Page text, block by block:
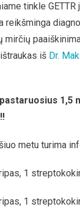
tinkle
reikšminga
mirčių
iš Dr.
metu turima
1
1